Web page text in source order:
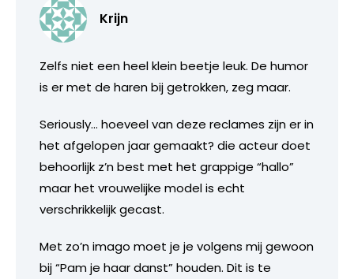
Krijn
Zelfs niet een heel klein beetje leuk. De humor
is er met de haren bij getrokken, zeg maar.
Seriously… hoeveel van deze reclames zijn er in
het afgelopen jaar gemaakt? die acteur doet
behoorlijk z’n best met het grappige “hallo”
maar het vrouwelijke model is echt
verschrikkelijk gecast.
Met zo’n imago moet je je volgens mij gewoon
bij “Pam je haar danst” houden. Dit is te